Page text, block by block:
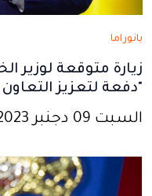
بانوراما
زيارة متوقعة لوزير
"دفعة لتعزيز التعاون
السبت 09 دجنبر 2023